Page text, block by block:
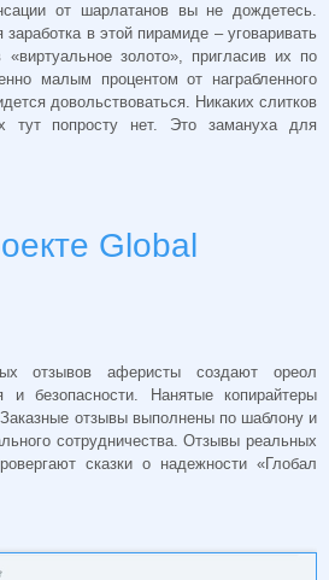
от шарлатанов вы не дождетесь.
в этой пирамиде – уговаривать
золото», пригласив их по
малым процентом от награбленного
довольствоваться. Никаких слитков
тут попросту нет. Это замануха для
Global
отзывов аферисты создают ореол
и безопасности. Нанятые копирайтеры
Заказные отзывы выполнены по шаблону и
сотрудничества. Отзывы реальных
сказки о надежности «Глобал